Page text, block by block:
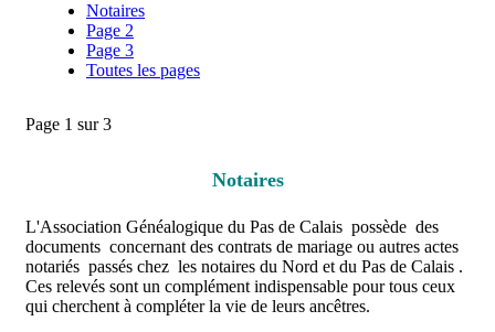
Notaires
Page 2
Page 3
Toutes les pages
Page 1 sur 3
Notaires
L'Association Généalogique du Pas de Calais possède des
documents concernant des contrats de mariage ou autres actes
notariés passés chez les notaires du Nord et du Pas de Calais .
Ces relevés sont un complément indispensable pour tous ceux
qui cherchent à compléter la vie de leurs ancêtres.